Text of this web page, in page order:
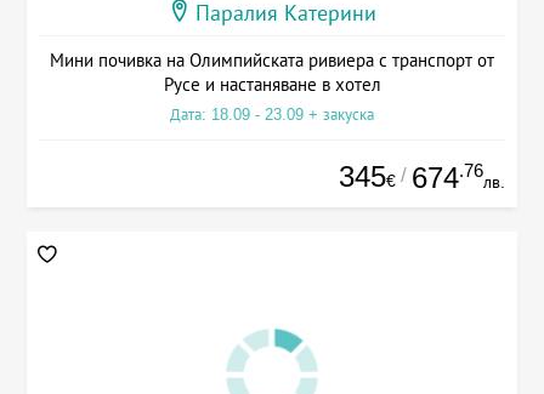
Паралия Катерини
Мини почивка на Олимпийската ривиера с транспорт от
Русе и настаняване в хотел
Дата: 18.09 - 23.09 + закуска
345€ / 674.76
лв.